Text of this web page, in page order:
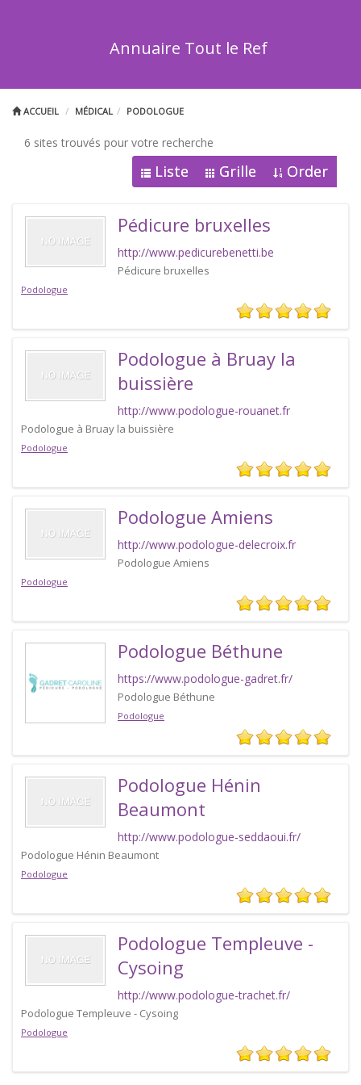
Annuaire Tout le Ref
ACCUEIL MÉDICAL PODOLOGUE
6 sites trouvés pour votre recherche
Liste Grille Order
Pédicure bruxelles
http://www.pedicurebenetti.be
Pédicure bruxelles
Podologue
Podologue à Bruay la
buissière
http://www.podologue-rouanet.fr
Podologue à Bruay la buissière
Podologue
Podologue Amiens
http://www.podologue-delecroix.fr
Podologue Amiens
Podologue
Podologue Béthune
https://www.podologue-gadret.fr/
Podologue Béthune
Podologue
Podologue Hénin
Beaumont
http://www.podologue-seddaoui.fr/
Podologue Hénin Beaumont
Podologue
Podologue Templeuve -
Cysoing
http://www.podologue-trachet.fr/
Podologue Templeuve - Cysoing
Podologue